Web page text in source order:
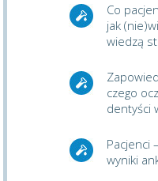
Co
jak
wiedzą
czego
dentyści
Pacjenci
wyniki